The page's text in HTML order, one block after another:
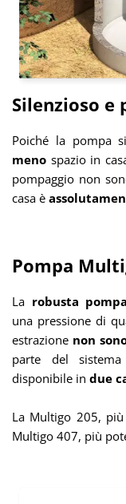
Silenzioso e
Poiché la pompa
meno spazio in
pompaggio non
casa è
Pompa
La robusta
una pressione di
estrazione non
parte del
disponibile in due
La Multigo 205,
Multigo 407, più